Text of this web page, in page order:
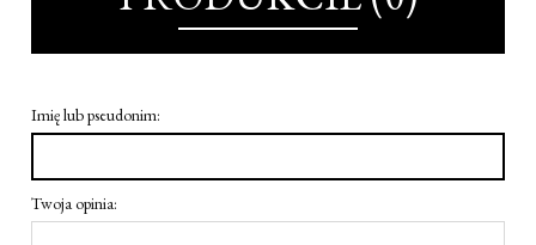
Imię lub pseudonim:
Twoja opinia: